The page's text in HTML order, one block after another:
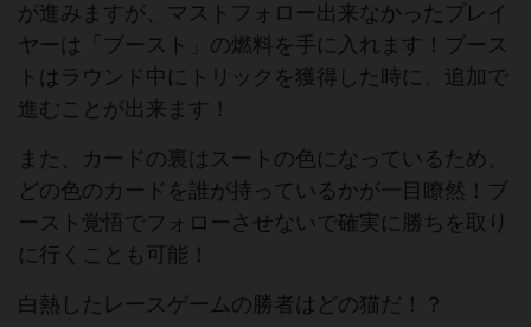
が進みますが、マストフォロー出来なかったプレイ
ヤーは「ブースト」の燃料を手に入れます！ブース
トはラウンド中にトリックを獲得した時に、追加で
進むことが出来ます！
また、カードの裏はスートの色になっているため、
どの色のカードを誰が持っているかが一目瞭然！ブ
ースト覚悟でフォローさせないで確実に勝ちを取り
に行くことも可能！
白熱したレースゲームの勝者はどの猫だ！？